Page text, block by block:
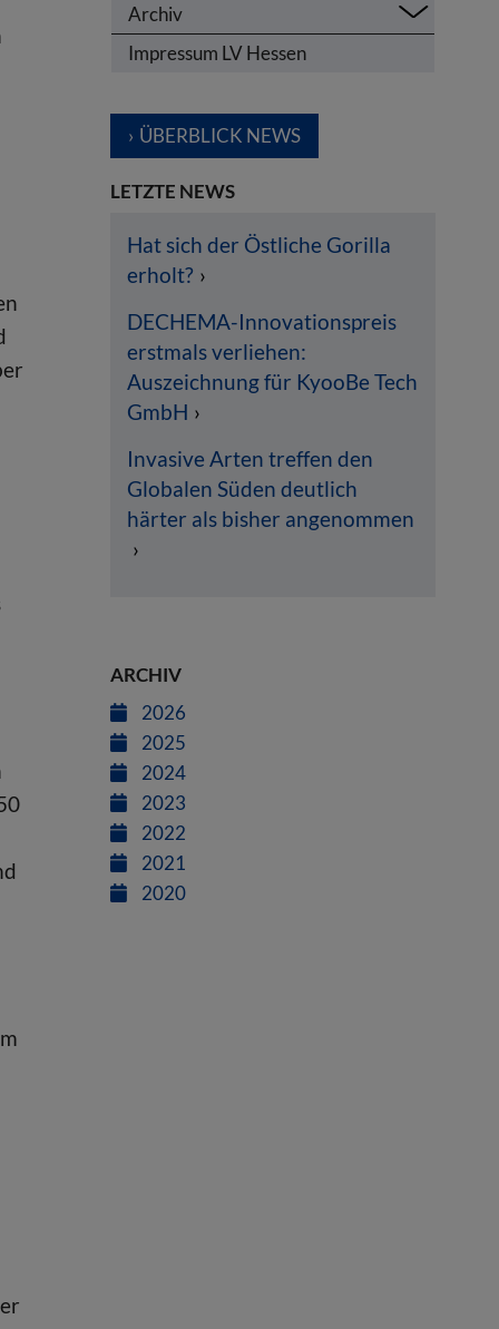
Archiv
Impressum LV Hessen
ÜBERBLICK NEWS
LETZTE NEWS
Hat sich der Östliche Gorilla
erholt?
DECHEMA-Innovationspreis
erstmals verliehen:
Auszeichnung für KyooBe Tech
GmbH
Invasive Arten treffen den
Globalen Süden deutlich
härter als bisher angenommen
ARCHIV
2026
2025
2024
2023
2022
2021
2020